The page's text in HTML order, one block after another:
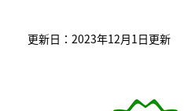
更新日：2023年12月1日更新